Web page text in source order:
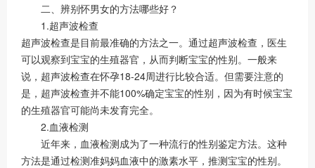
二、辨别怀男女的方法哪些好？
1.超声波检查
超声波检查是目前最准确的方法之一。通过超声波检查，医生
可以观察到宝宝的生殖器官，从而判断宝宝的性别。一般来
说，超声波检查在怀孕18-24周进行比较合适。但需要注意的
是，超声波检查并不能100%确定宝宝的性别，因为有时候宝宝
的生殖器官可能尚未发育完全。
2.血液检测
近年来，血液检测成为了一种流行的性别鉴定方法。这种
方法是通过检测准妈妈血液中的激素水平，推测宝宝的性别。